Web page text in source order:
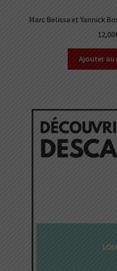
Marc Belissa et Yannick
12,00
Ajouter au